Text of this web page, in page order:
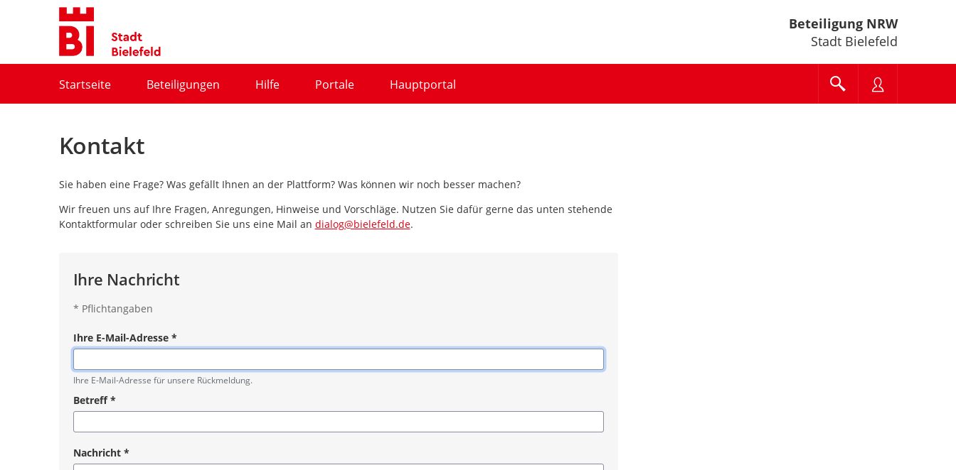
Beteiligung NRW
Stadt Bielefeld
Startseite Beteiligungen Hilfe Portale Hauptportal
Kontakt
Sie haben eine Frage? Was gefällt Ihnen an der Plattform? Was können wir noch besser machen?
Wir freuen uns auf Ihre Fragen, Anregungen, Hinweise und Vorschläge. Nutzen Sie dafür gerne das unten stehende
Kontaktformular oder schreiben Sie uns eine Mail an dialog@bielefeld.de.
Ihre Nachricht
* Pflichtangaben
Ihre E-Mail-Adresse*
Pflichtangabe
Ihre E-Mail-Adresse für unsere Rückmeldung.
Betreff*
Nachricht*